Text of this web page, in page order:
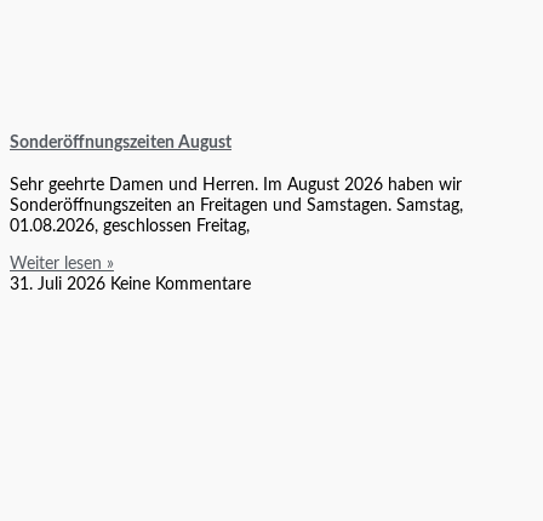
Sonderöffnungszeiten August
Sehr geehrte Damen und Herren. Im August 2026 haben wir
Sonderöffnungszeiten an Freitagen und Samstagen. Samstag,
01.08.2026, geschlossen Freitag,
Weiter lesen »
31. Juli 2026 Keine Kommentare